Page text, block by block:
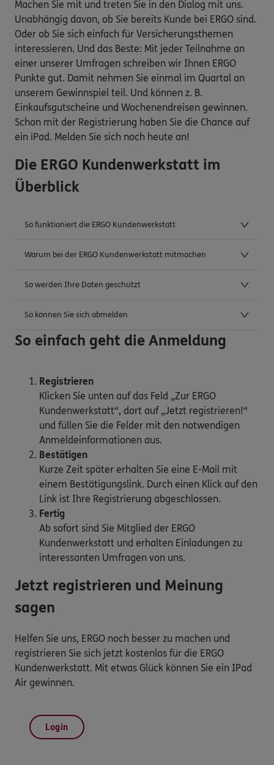
Machen Sie mit und treten Sie in den Dialog mit uns.
Unabhängig davon, ob Sie bereits Kunde bei ERGO sind.
Oder ob Sie sich einfach für Versicherungsthemen
interessieren. Und das Beste: Mit jeder Teilnahme an
einer unserer Umfragen schreiben wir Ihnen ERGO
Punkte gut. Damit nehmen Sie einmal im Quartal an
unserem Gewinnspiel teil. Und können z. B.
Einkaufsgutscheine und Wochenendreisen gewinnen.
Schon mit der Registrierung haben Sie die Chance auf
ein iPad. Melden Sie sich noch heute an!
Die ERGO Kundenwerkstatt im
Überblick
So funktioniert die ERGO Kundenwerkstatt
Warum bei der ERGO Kundenwerkstatt mitmachen
So werden Ihre Daten geschützt
So können Sie sich abmelden
So einfach geht die Anmeldung
Registrieren
Klicken Sie unten auf das Feld „Zur ERGO
Kundenwerkstatt“, dort auf „Jetzt registrieren!“
und füllen Sie die Felder mit den notwendigen
Anmeldeinformationen aus.
Bestätigen
Kurze Zeit später erhalten Sie eine E-Mail mit
einem Bestätigungslink. Durch einen Klick auf den
Link ist Ihre Registrierung abgeschlossen.
Fertig
Ab sofort sind Sie Mitglied der ERGO
Kundenwerkstatt und erhalten Einladungen zu
interessanten Umfragen von uns.
Jetzt registrieren und Meinung
sagen
Helfen Sie uns, ERGO noch besser zu machen und
registrieren Sie sich jetzt kostenlos für die ERGO
Kundenwerkstatt. Mit etwas Glück können Sie ein IPad
Air gewinnen.
Login